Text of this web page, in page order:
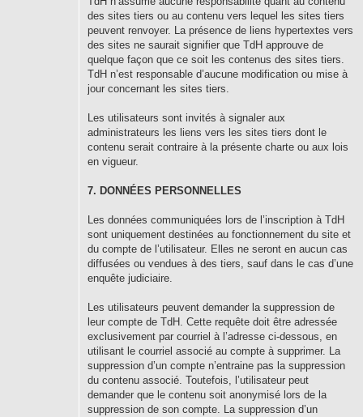
des sites tiers ou au contenu vers lequel les sites tiers
peuvent renvoyer. La présence de liens hypertextes vers
des sites ne saurait signifier que TdH approuve de
quelque façon que ce soit les contenus des sites tiers.
TdH n’est responsable d’aucune modification ou mise à
jour concernant les sites tiers.
Les utilisateurs sont invités à signaler aux
administrateurs les liens vers les sites tiers dont le
contenu serait contraire à la présente charte ou aux lois
en vigueur.
7. DONNÉES PERSONNELLES
Les données communiquées lors de l’inscription à TdH
sont uniquement destinées au fonctionnement du site et
du compte de l’utilisateur. Elles ne seront en aucun cas
diffusées ou vendues à des tiers, sauf dans le cas d’une
enquête judiciaire.
Les utilisateurs peuvent demander la suppression de
leur compte de TdH. Cette requête doit être adressée
exclusivement par courriel à l’adresse ci-dessous, en
utilisant le courriel associé au compte à supprimer. La
suppression d’un compte n’entraine pas la suppression
du contenu associé. Toutefois, l’utilisateur peut
demander que le contenu soit anonymisé lors de la
suppression de son compte. La suppression d’un